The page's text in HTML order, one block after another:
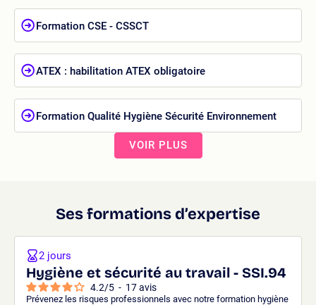
Formation CSE - CSSCT
ATEX : habilitation ATEX obligatoire
Formation Qualité Hygiène Sécurité Environnement
VOIR PLUS
Ses formations d’expertise
Hygiène et sécurité au travail - SSI.94
4.2/5 - 17avis
Prévenez les risques professionnels avec notre formation hygiène
2 jours